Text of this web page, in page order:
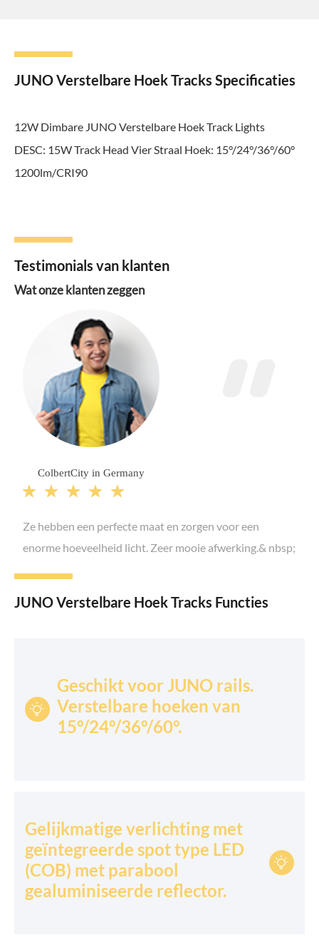
JUNO Verstelbare Hoek Tracks Specificaties
12W Dimbare JUNO Verstelbare Hoek Track Lights
DESC: 15W Track Head Vier Straal Hoek: 15°/24°/36°/60°
1200lm/CRI90
Testimonials van klanten
Wat onze klanten zeggen
ColbertCity in Germany
    
Ze hebben een perfecte maat en zorgen voor een
enorme hoeveelheid licht. Zeer mooie afwerking.& nbsp;
JUNO Verstelbare Hoek Tracks Functies

Geschikt voor JUNO rails.
Verstelbare hoeken van
15°/24°/36°/60°.

Gelijkmatige verlichting met
geïntegreerde spot type LED
(COB) met parabool
gealuminiseerde reflector.